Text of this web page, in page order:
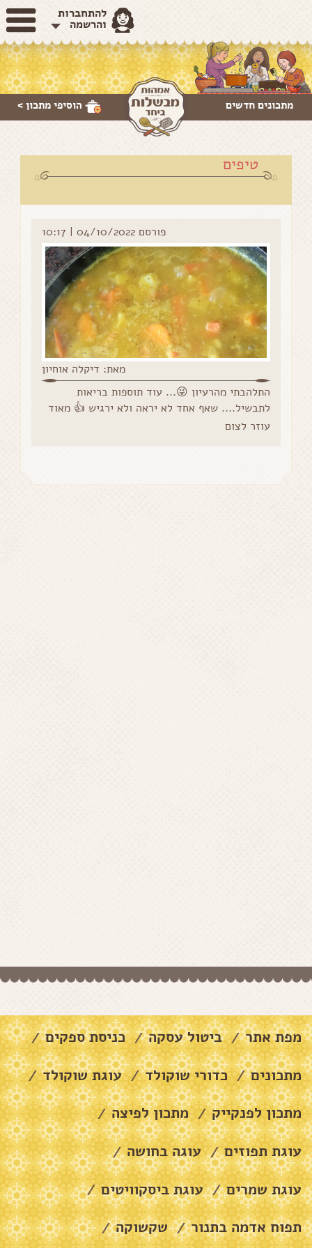
להתחברות
והרשמה
הוסיפי מתכון > מתכונים חדשים
טיפים
פורסם 04/10/2022 | 10:17
מאת: דיקלה אוחיון
התלהבתי מהרעיון 😜... עוד תוספות בריאות
לתבשיל.... שאף אחד לא יראה ולא ירגיש 👍 מאוד
עוזר לצום
מפת אתר / ביטול עסקה / כניסת ספקים /
מתכונים / כדורי שוקולד / עוגת שוקולד /
מתכון לפנקייק / מתכון לפיצה /
עוגת תפוזים / עוגה בחושה /
עוגת שמרים / עוגת ביסקוויטים /
תפוח אדמה בתנור / שקשוקה /